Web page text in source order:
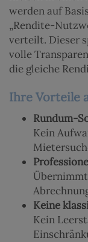
werden auf
„Rendite-
verteilt. Dieser
volle
die gleiche
Ihre Vorteile
Rundum-
Kein
Keine
Kein